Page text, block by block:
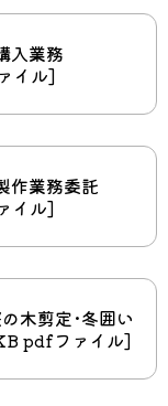
入業務
イル]
作業務委託
イル]
木剪定･冬囲い
pdfファイル]